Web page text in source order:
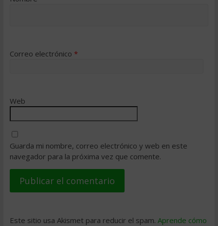
Correo electrónico *
Web
Guarda mi nombre, correo electrónico y web en este
navegador para la próxima vez que comente.
Este sitio usa Akismet para reducir el spam. Aprende cómo